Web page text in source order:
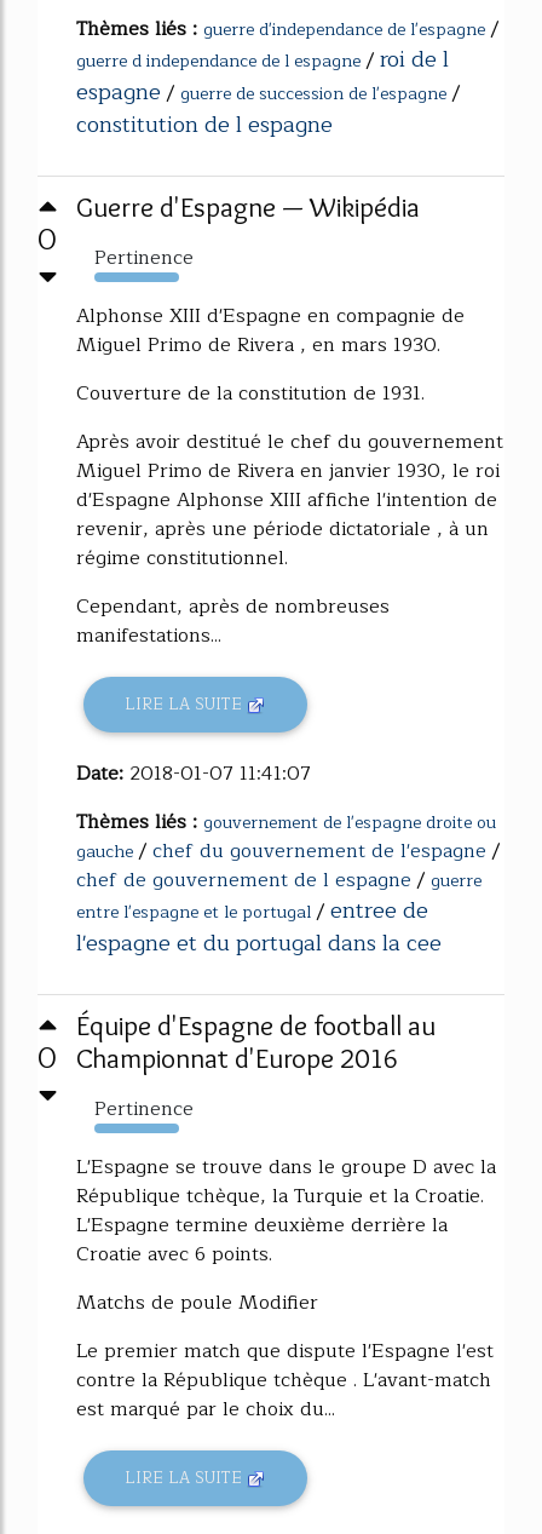
Thèmes liés : guerre d'independance de l'espagne/
guerre d independance de l espagne/roi de l
espagne/ guerre de succession de l'espagne/
constitution de l espagne
0
Guerre d'Espagne — Wikipédia
Pertinence
349%
Alphonse XIII d'Espagne en compagnie de
Miguel Primo de Rivera , en mars 1930.
Couverture de la constitution de 1931.
Après avoir destitué le chef du gouvernement
Miguel Primo de Rivera en janvier 1930, le roi
d'Espagne Alphonse XIII affiche l'intention de
revenir, après une période dictatoriale , à un
régime constitutionnel.
Cependant, après de nombreuses
manifestations...
LIRE LA SUITE
Date: 2018-01-07 11:41:07
Thèmes liés : gouvernement de l'espagne droite ou
gauche/chef du gouvernement de l'espagne/
chef de gouvernement de l espagne/ guerre
entre l'espagne et le portugal/entree de
l'espagne et du portugal dans la cee
0
Équipe d'Espagne de football au
Championnat d'Europe 2016
Pertinence
347%
L'Espagne se trouve dans le groupe D avec la
République tchèque, la Turquie et la Croatie.
L'Espagne termine deuxième derrière la
Croatie avec 6 points.
Matchs de poule Modifier
Le premier match que dispute l'Espagne l'est
contre la République tchèque . L'avant-match
est marqué par le choix du...
LIRE LA SUITE